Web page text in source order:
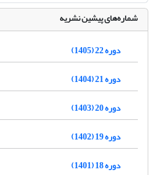
شماره‌های پیشین نشریه
دوره 22 (1405)
دوره 21 (1404)
دوره 20 (1403)
دوره 19 (1402)
دوره 18 (1401)